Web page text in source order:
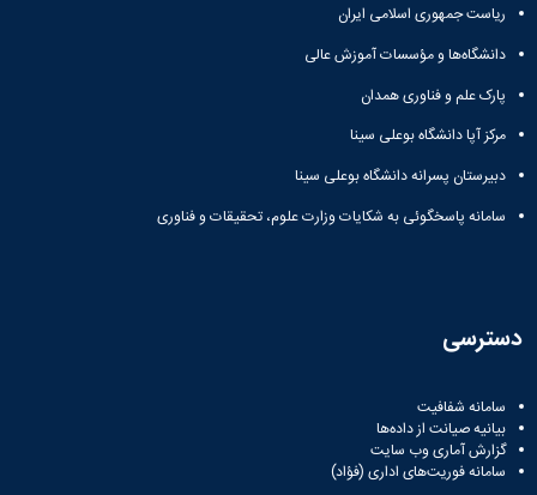
ریاست جمهوری اسلامی ایران
دانشگاه‌ها و مؤسسات آموزش عالی
پارک علم و فناوری همدان
مرکز آپا دانشگاه بوعلی سینا
دبیرستان پسرانه دانشگاه بوعلی سینا
سامانه پاسخگوئی به شکایات وزارت علوم، تحقیقات و فناوری
دسترسی
سامانه شفافیت
بیانیه صیانت از داده‌ها
گزارش آماری وب‌ سایت
سامانه فوریت‌های اداری (فؤاد)